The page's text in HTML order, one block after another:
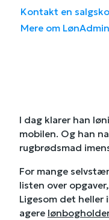
Kontakt en
Mere om
I dag klarer han
mobilen. Og han
rugbrødsmad
For mange
listen over
Ligesom det heller
agere